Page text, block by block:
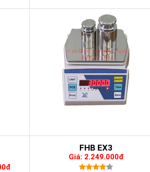
LED đỏ, giúp cân dễ quan sát trong mọi
dùng nhất trên thị trường, các thiết lập cài
và giúp bạn làm việc một cách thành tạo nhất
pin sạc, thời gian sử dụng lâu dài, giúp bạn
FHB EX3
Giá: 2.249.000đ